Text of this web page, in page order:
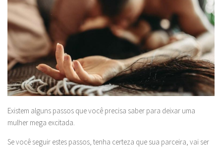
Existem alguns passos que você precisa saber para deixar uma
mulher mega excitada.
Se você seguir estes passos, tenha certeza que sua parceira, vai ser